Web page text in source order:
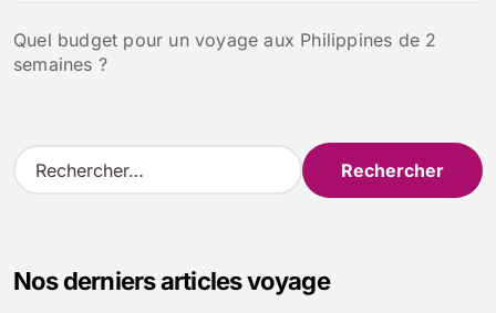
Quel budget pour un voyage aux Philippines de 2
semaines ?
R
e
rNos derniers articles voyage